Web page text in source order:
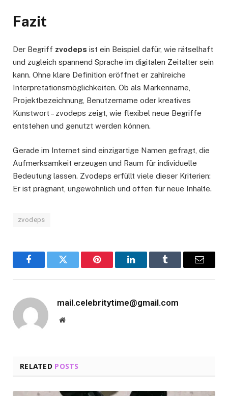
Fazit
Der Begriff zvodeps ist ein Beispiel dafür, wie rätselhaft
und zugleich spannend Sprache im digitalen Zeitalter sein
kann. Ohne klare Definition eröffnet er zahlreiche
Interpretationsmöglichkeiten. Ob als Markenname,
Projektbezeichnung, Benutzername oder kreatives
Kunstwort – zvodeps zeigt, wie flexibel neue Begriffe
entstehen und genutzt werden können.
Gerade im Internet sind einzigartige Namen gefragt, die
Aufmerksamkeit erzeugen und Raum für individuelle
Bedeutung lassen. Zvodeps erfüllt viele dieser Kriterien:
Er ist prägnant, ungewöhnlich und offen für neue Inhalte.
zvodeps
FacebookTwitter Pinterest LinkedInTumblr Email
mail.celebritytime@gmail.com
Website
RELATED POSTS